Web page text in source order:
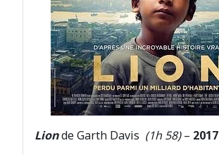
Lionde Garth Davis (1h 58)– 2017